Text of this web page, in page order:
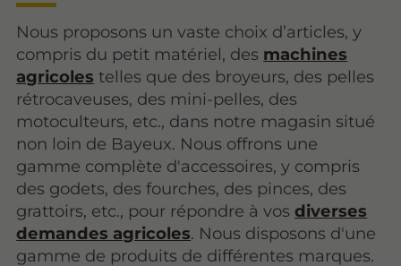
Nous proposons un vaste choix d’articles, y
compris du petit matériel, des machines
agricoles telles que des broyeurs, des pelles
rétrocaveuses, des mini-pelles, des
motoculteurs, etc., dans notre magasin situé
non loin de Bayeux. Nous offrons une
gamme complète d'accessoires, y compris
des godets, des fourches, des pinces, des
grattoirs, etc., pour répondre à vosdiverses
demandes agricoles. Nous disposons d'une
gamme de produits de différentes marques.